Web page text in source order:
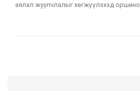
аялал жуулчлалыг хөгжүүлэхэд оршино